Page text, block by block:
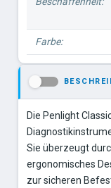
Farbe:
Die Penlight
Sie überzeugt
ergonomisches
zur sicheren